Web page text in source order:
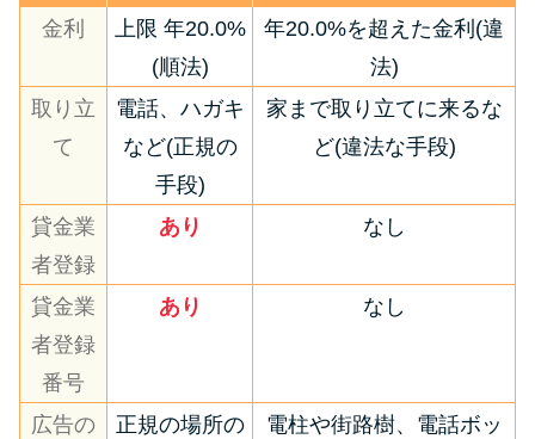
金利
上限 年20.0%
(順法)
年20.0%を超えた金利(違
法)
取り立
て
電話、ハガキ
など(正規の
手段)
家まで取り立てに来るな
ど(違法な手段)
貸金業
者登録
あり なし
貸金業
者登録
番号
あり なし
広告の
正規の場所の
電柱や街路樹、電話ボッ